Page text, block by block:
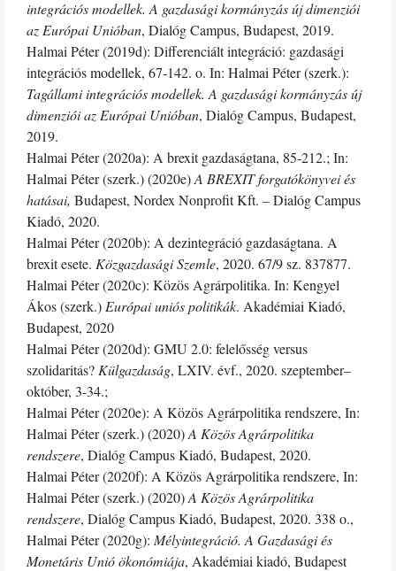
integrációs modellek. A gazdasági kormányzás új dimenziói
az Európai Unióban, Dialóg Campus, Budapest, 2019.
Halmai Péter (2019d): Differenciált integráció: gazdasági
integrációs modellek, 67-142. o. In: Halmai Péter (szerk.):
Tagállami integrációs modellek. A gazdasági kormányzás új
dimenziói az Európai Unióban, Dialóg Campus, Budapest,
2019.
Halmai Péter (2020a): A brexit gazdaságtana, 85-212.; In:
Halmai Péter (szerk.) (2020e)A BREXIT forgatókönyvei és
hatásai, Budapest, Nordex Nonprofit Kft. – Dialóg Campus
Kiadó, 2020.
Halmai Péter (2020b): A dezintegráció gazdaságtana. A
brexit esete. Közgazdasági Szemle, 2020. 67/9 sz. 837877.
Halmai Péter (2020c): Közös Agrárpolitika. In: Kengyel
Ákos (szerk.) Európai uniós politikák. Akadémiai Kiadó,
Budapest, 2020
Halmai Péter (2020d): GMU 2.0: felelősség versus
szolidaritás? Külgazdaság, LXIV. évf., 2020. szeptember–
október, 3-34.;
Halmai Péter (2020e): A Közös Agrárpolitika rendszere, In:
Halmai Péter (szerk.) (2020)A Közös Agrárpolitika
rendszere, Dialóg Campus Kiadó, Budapest, 2020.
Halmai Péter (2020f): A Közös Agrárpolitika rendszere, In:
Halmai Péter (szerk.) (2020)A Közös Agrárpolitika
rendszere, Dialóg Campus Kiadó, Budapest, 2020. 338 o.,
Halmai Péter (2020g): Mélyintegráció. A Gazdasági és
Monetáris Unió ökonómiája, Akadémiai kiadó, Budapest